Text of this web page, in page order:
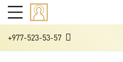
+977-523-53-57